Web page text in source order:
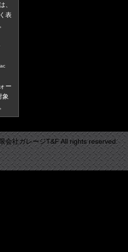
、
表
ー
象
会社ガレージT&F All rights reserved.